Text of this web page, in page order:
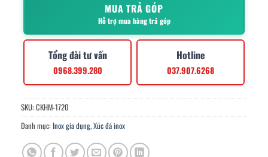
MUA TRẢ GÓP
Hỗ trợ mua hàng trả góp
Tổng đài tư vấn
0968.399.280
Hotline
037.907.6268
SKU: CKHM-1720
Danh mục: Inox gia dụng,Xúc đá inox